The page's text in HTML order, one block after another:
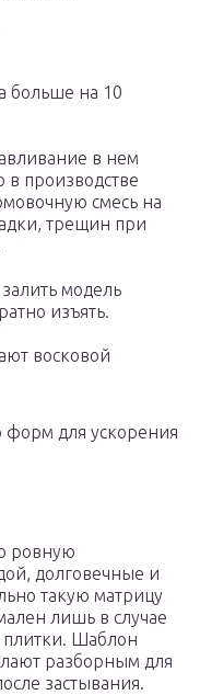
больше на 10
в нем
в производстве
смесь на
трещин при
модель
изъять.
восковой
форм для ускорения
ровную
долговечные и
такую матрицу
лишь в случае
плитки. Шаблон
разборным для
застывания.